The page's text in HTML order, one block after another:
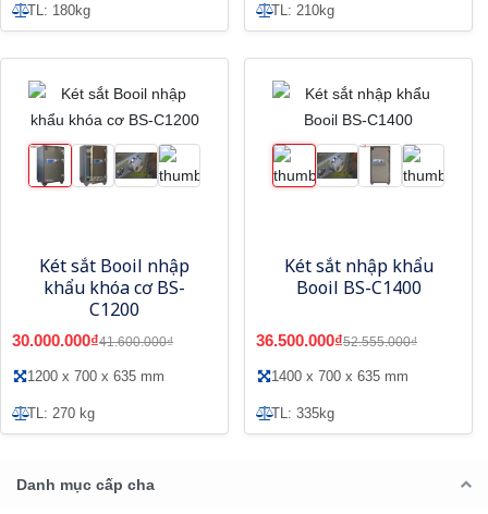
TL: 180kg TL: 210kg
Két sắt Booil nhập
khẩu khóa cơ BS-
C1200
30.000.000₫41.600.000₫
1200 x 700 x 635 mm
TL: 270 kg
Két sắt nhập khẩu
Booil BS-C1400
36.500.000₫52.555.000₫
1400 x 700 x 635 mm
TL: 335kg
Danh mục cấp cha